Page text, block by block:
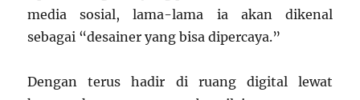
media sosial, lama-lama ia akan dikenal
sebagai “desainer yang bisa dipercaya.”
Dengan terus hadir di ruang digital lewat